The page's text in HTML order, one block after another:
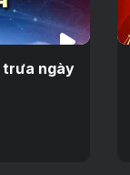
trưa ngày